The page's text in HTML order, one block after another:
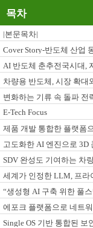
목차
|본문목차|
Cover Story-반도체 산업
AI 반도체 춘추전국시대,
차량용 반도체, 시장 확대
변화하는 기류 속 돌파 전
E-Tech Focus
제품 개발 통합한 플랫폼
고도화한 AI 엔진으로 3D
SDV 완성도 기여하는 차
세계가 인정한 LLM, 프라
“생성형 AI 구축 위한 풀
에포크 플랫폼으로 네트
Single OS 기반 통합된 보